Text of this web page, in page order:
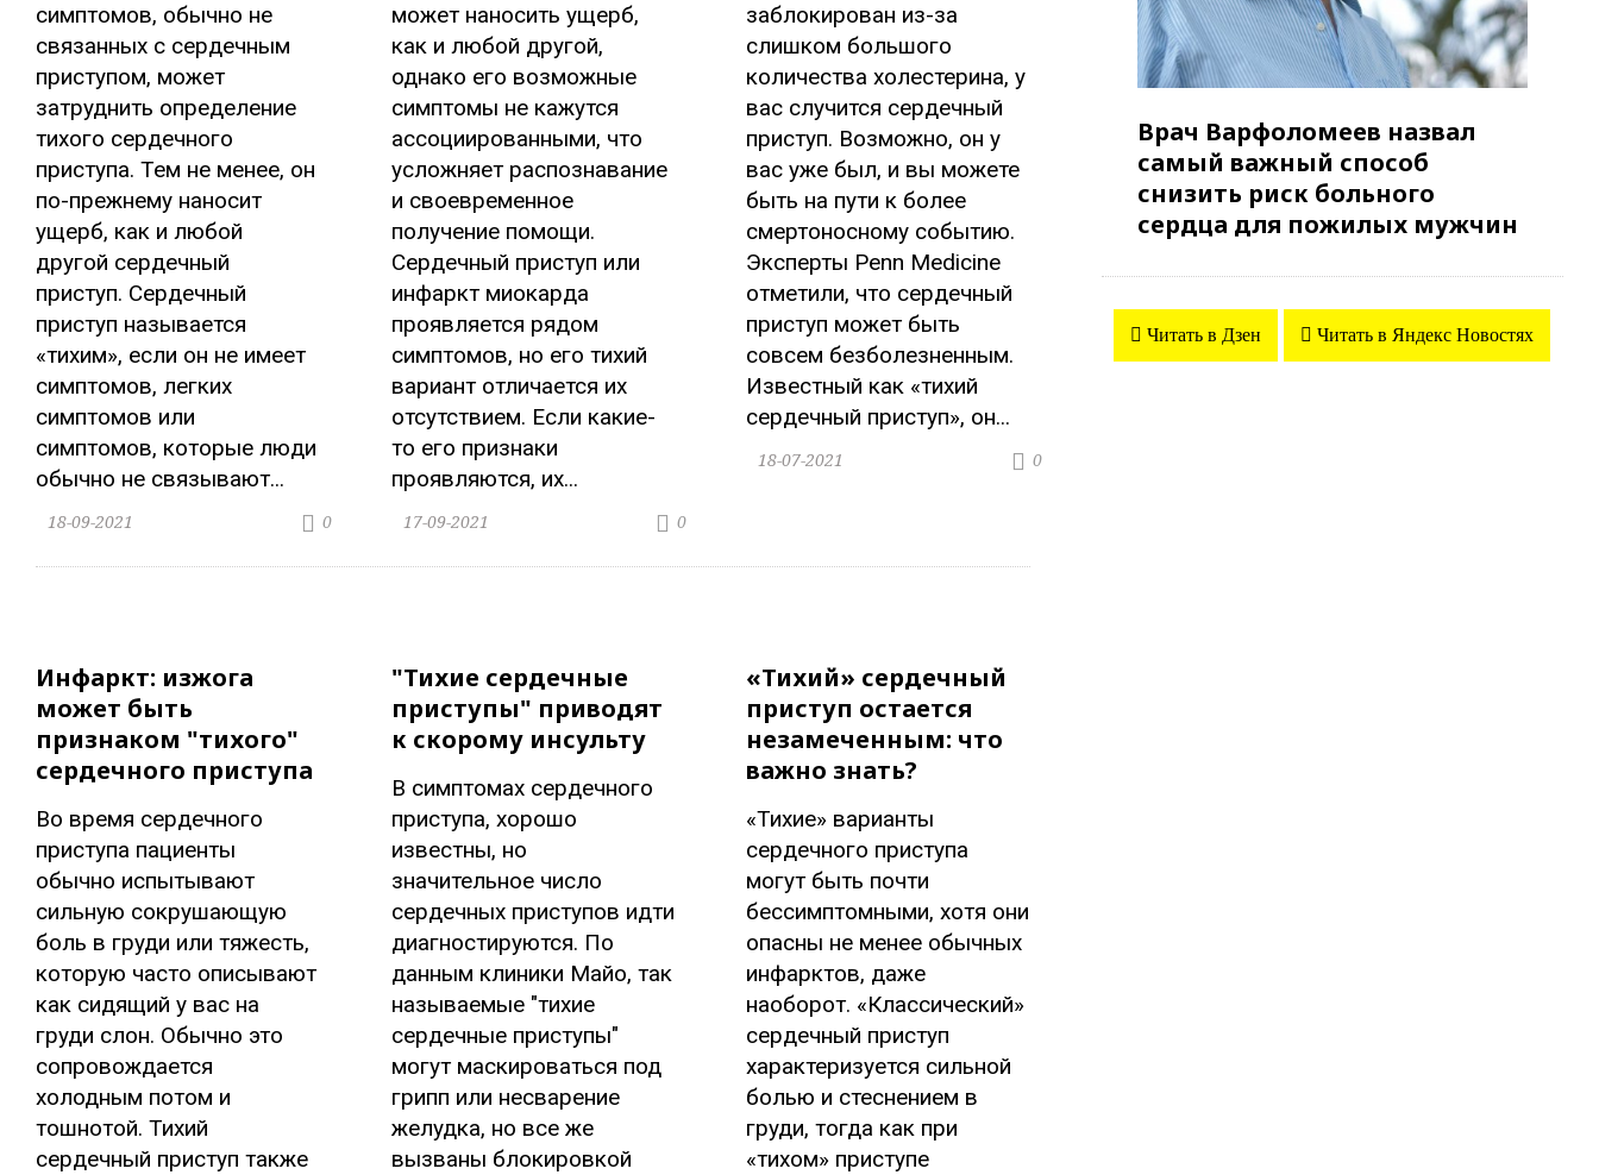
симптомов, обычно не
связанных с сердечным
приступом, может
затруднить определение
тихого сердечного
приступа. Тем не менее, он
по-прежнему наносит
ущерб, как и любой
другой сердечный
приступ. Сердечный
приступ называется
«тихим», если он не имеет
симптомов, легких
симптомов или
симптомов, которые люди
обычно не связывают...
0
18-09-2021
может наносить ущерб,
как и любой другой,
однако его возможные
симптомы не кажутся
ассоциированными, что
усложняет распознавание
и своевременное
получение помощи.
Сердечный приступ или
инфаркт миокарда
проявляется рядом
симптомов, но его тихий
вариант отличается их
отсутствием. Если какие-
то его признаки
проявляются, их...
0
17-09-2021
заблокирован из-за
слишком большого
количества холестерина, у
вас случится сердечный
приступ. Возможно, он у
вас уже был, и вы можете
быть на пути к более
смертоносному событию.
Эксперты Penn Medicine
отметили, что сердечный
приступ может быть
совсем безболезненным.
Известный как «тихий
сердечный приступ», он...
0
18-07-2021
Инфаркт: изжога
может быть
признаком "тихого"
сердечного приступа
Во время сердечного
приступа пациенты
обычно испытывают
сильную сокрушающую
боль в груди или тяжесть,
которую часто описывают
как сидящий у вас на
груди слон. Обычно это
сопровождается
холодным потом и
тошнотой. Тихий
сердечный приступ также
"Тихие сердечные
приступы" приводят
к скорому инсульту
В симптомах сердечного
приступа, хорошо
известны, но
значительное число
сердечных приступов идти
диагностируются. По
данным клиники Майо, так
называемые "тихие
сердечные приступы"
могут маскироваться под
грипп или несварение
желудка, но все же
вызваны блокировкой
«Тихий» сердечный
приступ остается
незамеченным: что
важно знать?
«Тихие» варианты
сердечного приступа
могут быть почти
бессимптомными, хотя они
опасны не менее обычных
инфарктов, даже
наоборот. «Классический»
сердечный приступ
характеризуется сильной
болью и стеснением в
груди, тогда как при
«тихом» приступе
Врач Варфоломеев назвал
самый важный способ
снизить риск больного
сердца для пожилых мужчин
Читать в Дзен Читать в Яндекс Новостях